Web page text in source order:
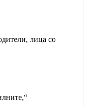
лица со